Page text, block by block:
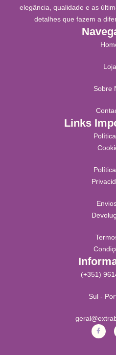
elegância, qualidade e as
detalhes que fazem a
Loja
Sobre
Links
(+351)
Sul -